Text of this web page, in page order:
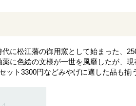
代に松江藩の御用窯として始まった、
薬に色絵の文様が一世を風靡したが、
ット3300円などみやげに適した品も揃